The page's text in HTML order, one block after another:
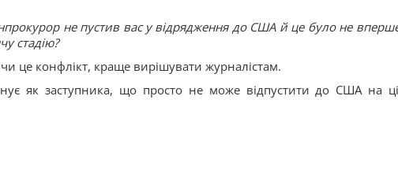
не пустив вас у відрядження до США й це було не
стадію?
це конфлікт, краще вирішувати журналістам.
як заступника, що просто не може відпустити до США на